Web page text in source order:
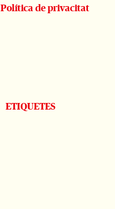
Política de privacitat
ETIQUETES